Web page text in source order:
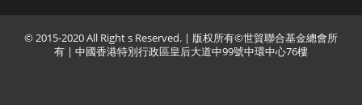
© 2015-2020 All Right s Reserved. | 版权所有©世貿聯合基金總會所
有 | 中國香港特別行政區皇后大道中99號中環中心76樓